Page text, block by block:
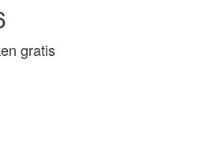
gratis